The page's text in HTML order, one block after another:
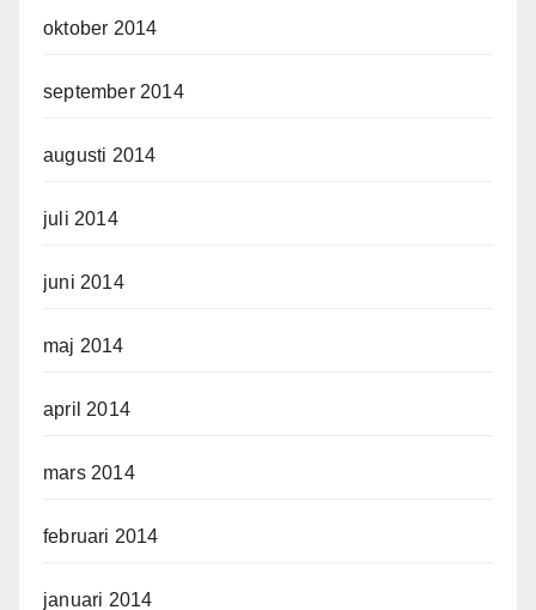
oktober 2014
september 2014
augusti 2014
juli 2014
juni 2014
maj 2014
april 2014
mars 2014
februari 2014
januari 2014